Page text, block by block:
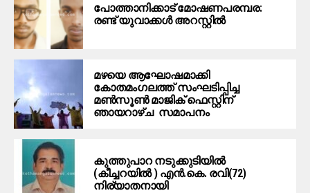
പോത്താനിക്കാട് മോഷണപരമ്പര:
രണ്ട് യുവാക്കൾ അറസ്റ്റിൽ
മഴയെ ആഘോഷമാക്കി
കോതമംഗലത്ത് സംഘടിപ്പിച്ച
മൺസൂൺ മാജിക് ഫെസ്റ്റിന്
ഞായറാഴ്ച സമാപനം
കുത്തുപാറ നടുക്കുടിയിൽ
(കീച്ചറയിൽ ) എൻ.കെ. രവി(72)
നിര്യാതനായി